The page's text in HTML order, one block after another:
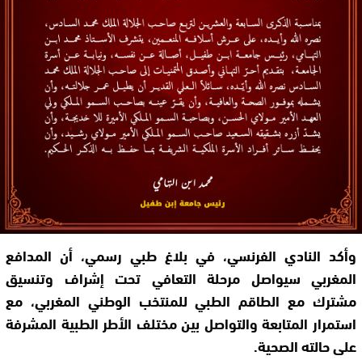
وأكد النادي الفرنسي، في بلاغ طبي رسمي، أن المدافع
المغربي سيواصل مرحلة التعافي تحت إشراف وتنسيق
مشترك مع الطاقم الطبي للمنتخب الوطني المغربي، مع
استمرار المتابعة والتواصل بين مختلف الأطر الطبية المشرفة
على حالته الصحية.